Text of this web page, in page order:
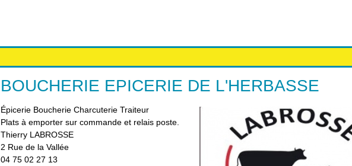
BOUCHERIE EPICERIE DE L'HERBASSE
Épicerie Boucherie Charcuterie Traiteur
Plats à emporter sur commande et relais poste.
Thierry LABROSSE
2 Rue de la Vallée
04 75 02 27 13